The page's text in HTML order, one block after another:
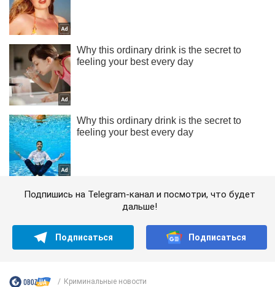
Подпишись на Telegram-канал и посмотри, что будет
дальше!
Подписаться Подписаться
Криминальные новости